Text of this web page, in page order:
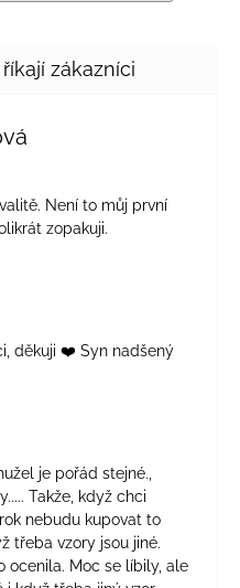
je 5 z 5 hvězdiček.
Není to můj první
zopakuji.
je 5 z 5 hvězdiček.
děkuji ❤️ Syn nadšený
je 4 z 5 hvězdiček.
je pořád stejné.,
Takže, když chci
nebudu kupovat to
třeba vzory jsou jiné.
ocenila. Moc se líbily, ale